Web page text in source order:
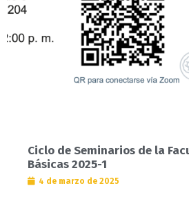
Ciclo de Seminarios de la
Básicas 2025-1
4 de marzo de 2025